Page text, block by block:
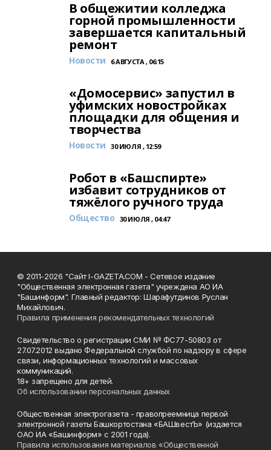
В общежитии колледжа
горной промышленности
завершается капитальный
ремонт
Новости 6 АВГУСТА , 06:15
«Домосервис» запустил в
уфимских новостройках
площадки для общения и
творчества
Новости 30 ИЮЛЯ , 12:59
Робот в «Башспирте»
избавит сотрудников от
тяжёлого ручного труда
Общество 30 ИЮЛЯ , 04:47
© 2011-2026 "Сайт I-GAZETA.COM - Сетевое издание
"Общественная электронная газета" учреждена АО ИА
"Башинформ". Главный редактор: Шарафутдинов Руслан
Михайлович.
Правила применения рекомендательных технологий
Свидетельство о регистрации СМИ № ФС77-50803 от
27.07.2012 выдано Федеральной службой по надзору в сфере
связи, информационных технологий и массовых
коммуникаций.
18+ запрещено для детей.
Об использовании персональных данных
Общественная электрогазета - правопреемница первой
электронной газеты Башкортостана «БАШвестЪ» (издается
ОАО ИА «Башинформ» с 2001 года).
Правила использования материалов «Общественной